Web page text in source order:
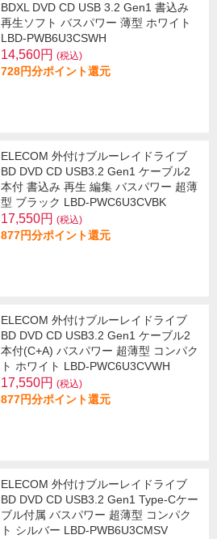
BDXL DVD CD USB 3.2 Gen1 書込み
再生ソフト バスパワー 薄型 ホワイト
LBD-PWB6U3CSWH
14,560円 (税込)
728円分ポイント還元
ELECOM 外付けブルーレイドライブ
BD DVD CD USB3.2 Gen1 ケーブル2
本付 書込み 再生 編集 バスパワー 超薄
型 ブラック LBD-PWC6U3CVBK
17,550円 (税込)
877円分ポイント還元
ELECOM 外付けブルーレイドライブ
BD DVD CD USB3.2 Gen1 ケーブル2
本付(C+A) バスパワー 超薄型 コンパク
ト ホワイト LBD-PWC6U3CVWH
17,550円 (税込)
877円分ポイント還元
ELECOM 外付けブルーレイドライブ
BD DVD CD USB3.2 Gen1 Type-Cケー
ブル付属 バスパワー 超薄型 コンパク
ト シルバー LBD-PWB6U3CMSV